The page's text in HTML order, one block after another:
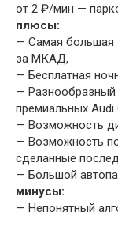
от 2 ₽/мин —
плюсы:
— Самая большая
за МКАД,
— Бесплатная
— Разнообразный
премиальных Audi
— Возможность
— Возможность
сделанные
— Большой
минусы:
— Непонятный